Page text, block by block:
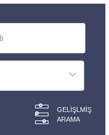
GELIŞLMIŞ
ARAMA